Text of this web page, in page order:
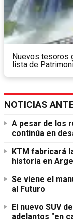
Nuevos tesoros
lista de
NOTICIAS
A pesar de los
continúa en
KTM fabricará
historia en
Se viene el
al Futuro
El nuevo SUV
adelantos "en